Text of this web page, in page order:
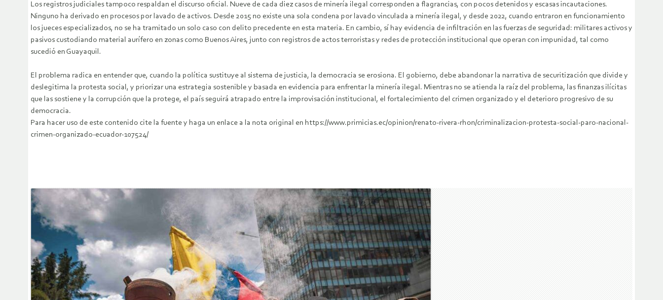
Los registros judiciales tampoco respaldan el discurso oficial. Nueve de cada diez casos de minería ilegal corresponden a flagrancias, con pocos detenidos y escasas incautaciones.
Ninguno ha derivado en procesos por lavado de activos. Desde 2015 no existe una sola condena por lavado vinculada a minería ilegal, y desde 2022, cuando entraron en funcionamiento
los jueces especializados, no se ha tramitado un solo caso con delito precedente en esta materia. En cambio, sí hay evidencia de infiltración en las fuerzas de seguridad: militares activos y
pasivos custodiando material aurífero en zonas como Buenos Aires, junto con registros de actos terroristas y redes de protección institucional que operan con impunidad, tal como
sucedió en Guayaquil.
El problema radica en entender que, cuando la política sustituye al sistema de justicia, la democracia se erosiona. El gobierno, debe abandonar la narrativa de securitización que divide y
deslegitima la protesta social, y priorizar una estrategia sostenible y basada en evidencia para enfrentar la minería ilegal. Mientras no se atienda la raíz del problema, las finanzas ilícitas
que las sostiene y la corrupción que la protege, el país seguirá atrapado entre la improvisación institucional, el fortalecimiento del crimen organizado y el deterioro progresivo de su
democracia.
Para hacer uso de este contenido cite la fuente y haga un enlace a la nota original en https://www.primicias.ec/opinion/renato-rivera-rhon/criminalizacion-protesta-social-paro-nacional-
crimen-organizado-ecuador-107524/